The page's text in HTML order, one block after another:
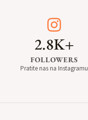
2.8K+
FOLLOWERS
Pratite nas na Instagramu